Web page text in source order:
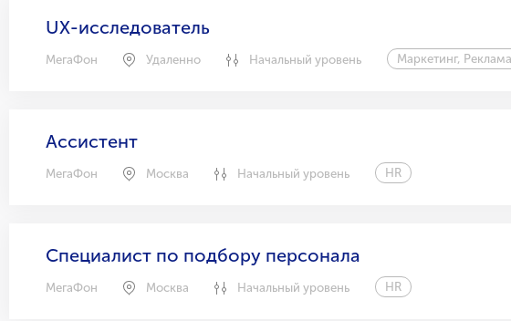
UX-исследователь
МегаФон Удаленно Начальный уровень Маркетинг, Реклама
Ассистент
МегаФон Москва Начальный уровень HR
Специалист по подбору персонала
МегаФон Москва Начальный уровень HR